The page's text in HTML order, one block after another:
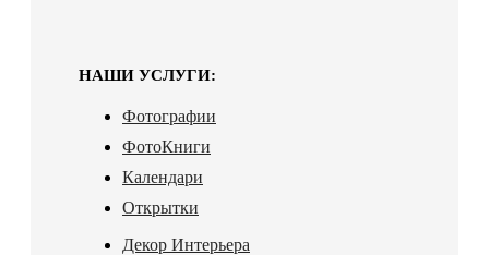
НАШИ УСЛУГИ:
Фотографии
ФотоКниги
Календари
Открытки
Декор Интерьера